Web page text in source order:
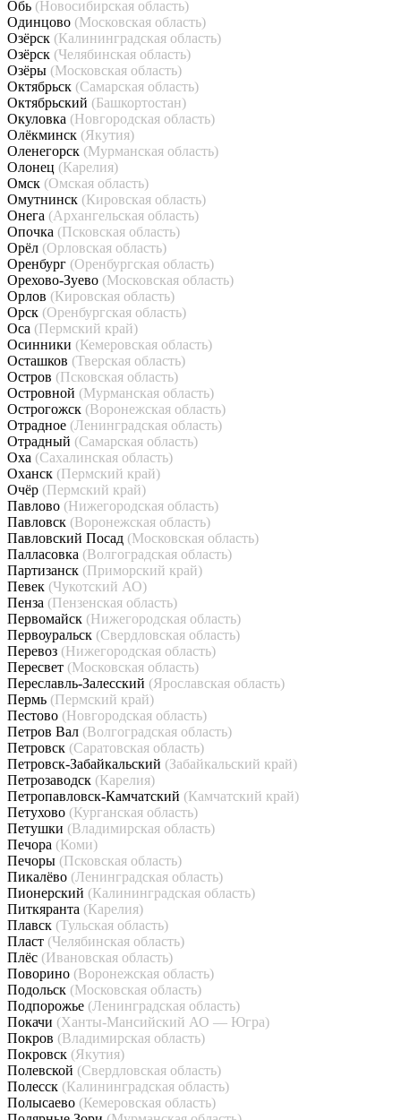
Обь (Новосибирская область)
Одинцово (Московская область)
Озёрск (Калининградская область)
Озёрск (Челябинская область)
Озёры (Московская область)
Октябрьск (Самарская область)
Октябрьский (Башкортостан)
Окуловка (Новгородская область)
Олёкминск (Якутия)
Оленегорск (Мурманская область)
Олонец (Карелия)
Омск (Омская область)
Омутнинск (Кировская область)
Онега (Архангельская область)
Опочка (Псковская область)
Орёл (Орловская область)
Оренбург (Оренбургская область)
Орехово-Зуево (Московская область)
Орлов (Кировская область)
Орск (Оренбургская область)
Оса (Пермский край)
Осинники (Кемеровская область)
Осташков (Тверская область)
Остров (Псковская область)
Островной (Мурманская область)
Острогожск (Воронежская область)
Отрадное (Ленинградская область)
Отрадный (Самарская область)
Оха (Сахалинская область)
Оханск (Пермский край)
Очёр (Пермский край)
Павлово (Нижегородская область)
Павловск (Воронежская область)
Павловский Посад (Московская область)
Палласовка (Волгоградская область)
Партизанск (Приморский край)
Певек (Чукотский АО)
Пенза (Пензенская область)
Первомайск (Нижегородская область)
Первоуральск (Свердловская область)
Перевоз (Нижегородская область)
Пересвет (Московская область)
Переславль-Залесский (Ярославская область)
Пермь (Пермский край)
Пестово (Новгородская область)
Петров Вал (Волгоградская область)
Петровск (Саратовская область)
Петровск-Забайкальский (Забайкальский край)
Петрозаводск (Карелия)
Петропавловск-Камчатский (Камчатский край)
Петухово (Курганская область)
Петушки (Владимирская область)
Печора (Коми)
Печоры (Псковская область)
Пикалёво (Ленинградская область)
Пионерский (Калининградская область)
Питкяранта (Карелия)
Плавск (Тульская область)
Пласт (Челябинская область)
Плёс (Ивановская область)
Поворино (Воронежская область)
Подольск (Московская область)
Подпорожье (Ленинградская область)
Покачи (Ханты-Мансийский АО — Югра)
Покров (Владимирская область)
Покровск (Якутия)
Полевской (Свердловская область)
Полесск (Калининградская область)
Полысаево (Кемеровская область)